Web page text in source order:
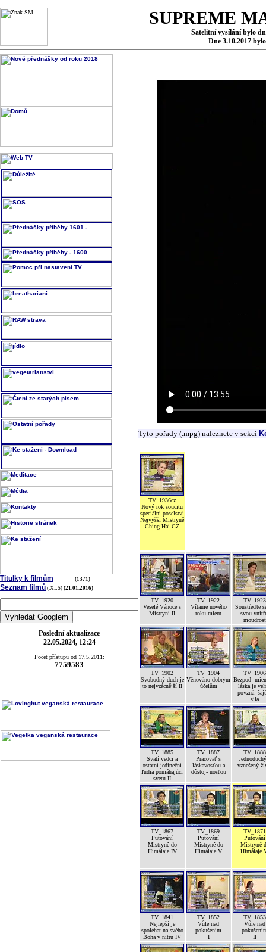
SUPREME
Satelitní vysílání bylo
Dne 3.10.2017
Titulky k filmům (1371)
Seznam filmů (.XLS) (21.01.2016)
Poslední aktualizace
22.05.2024, 12:24
Počet přístupů od 17.5.2011:
7759583
Tyto pořady (.mpg) naleznete v sekci
TV_1936cz
Nový rok soucitu
speciální poselství
Nejvyšši Mistryně
Ching Hai CZ
TV_1920
Veselé Vánoce s
Mistryní II
TV_1922
Vítanie nového
roku mieru
TV_1923
Soustřeďte
svou
moudrost
TV_1902
Svobodný duch je
to nejvzácnější II
TV_1904
Věnováno dobrým
účelům
TV_1906
Bezpod-
láska je
povzná-
sila
TV_1885
Svätí vedci a
ostatní jedineční
ľudia pomáhajúci
svetu II
TV_1887
Pracovať s
láskavosťou a
dôstoj- nosťou
TV_1888
vznešený
TV_1867
Putování
Mistryně do
Himálaje IV
TV_1869
Putování
Mistryně do
Himálaje V
TV_1871
Putování
Mistryně
Himálaje
TV_1841
Nejlepší je
spoléhat na svého
Boha v nitru IV
TV_1852
Vůle nad
pokušením
I
TV_1853
Vůle nad
II